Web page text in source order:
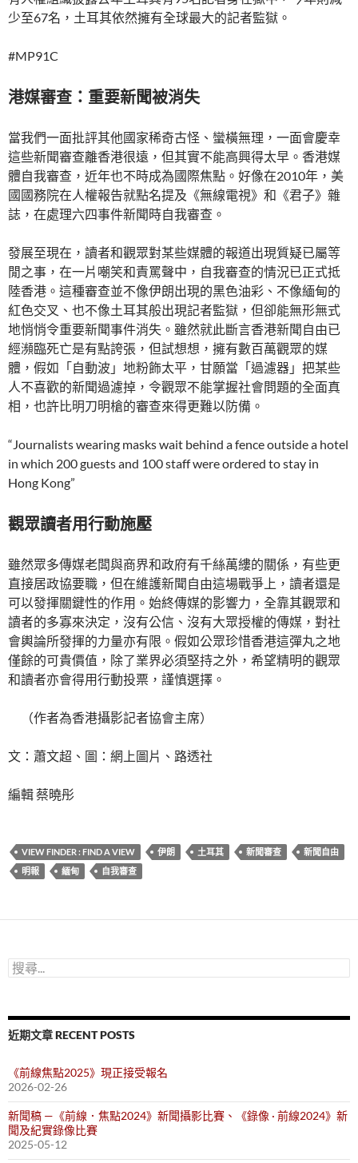
少至67名，土耳其依然擁有全球最大的記者監獄。
#MP91C
港媒審查：重要新聞被消失
當我們一面批評其他國家稀奇古怪、蠻橫無理，一面會慶幸
這些新聞審查離香港很遠，但其實不能高興得太早。香港媒
體自我審查，近年也不時成為國際焦點。好像在2010年，美
國國務院在人權報告就點名提及《無線電視》和《君子》雜
誌，在處理六四事件新聞時自我審查。
發展至現在，讀者和觀眾對某些媒體的報道出現質疑已屬等
閒之事，在一片嘲笑和責罵聲中，自我審查的情況已正式抵
陸香港。這種審查並不像伊朗出現的黑色油彩、不像緬甸的
紅色交叉、也不像土耳其般出現記者監獄，但卻能無形無式
地悄悄令重要新聞事件消失。雖然就此斷言香港新聞自由已
經瀕臨死亡是有點誇張，但試想想，擁有數百萬觀眾的媒
體，假如「自動波」地粉飾太平，甘願當「過濾器」把某些
人不喜歡的新聞過濾掉，令觀眾不能掌握社會問題的全面真
相，也許比明刀明槍的審查來得更難以防備。
“Journalists wearing masks wait behind a fence outside a hotel
in which 200 guests and 100 staff were ordered to stay in
Hong Kong”
觀眾讀者用行動施壓
雖然眾多傳媒老闆與商界和政府有千絲萬縷的關係，有些更
直接居政協要職，但在維護新聞自由這場戰爭上，讀者還是
可以發揮關鍵性的作用。始終傳媒的影響力，全靠其觀眾和
讀者的多寡來決定，沒有公信、沒有大眾授權的傳媒，對社
會輿論所發揮的力量亦有限。假如公眾珍惜香港這彈丸之地
僅餘的可貴價值，除了業界必須堅持之外，希望精明的觀眾
和讀者亦會得用行動投票，謹慎選擇。
（作者為香港攝影記者協會主席）
文：蕭文超、圖：網上圖片、路透社
編輯 蔡曉彤
VIEW FINDER : FIND A VIEW 伊朗 土耳其 新聞審查
新聞自由
明報
緬甸 自我審查
搜
尋
字:
近期文章 RECENT POSTS
《前線焦點2025》現正接受報名
2026-02-26
新聞稿 —《前線．焦點2024》新聞攝影比賽、《錄像 · 前線2024》新
聞及紀實錄像比賽
2025-05-12